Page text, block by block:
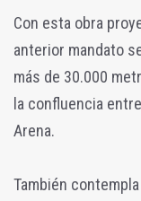
Con esta obra
anterior mandato
más de 30.000
la confluencia
Arena.
También